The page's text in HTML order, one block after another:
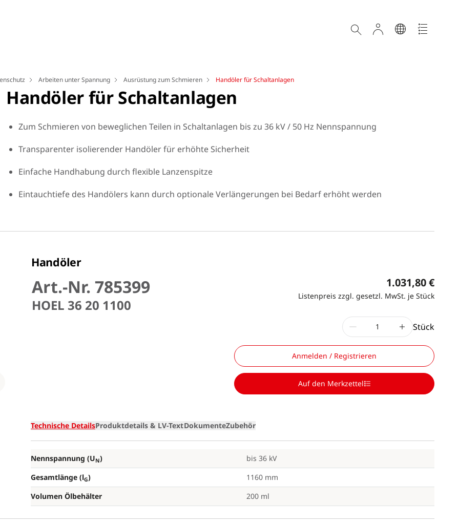
Arbeiten unter Spannung Ausrüstung zum Schmieren Handöler für Schaltanlagen
Handöler für Schaltanlagen
Zum Schmieren von beweglichen Teilen in Schaltanlagen bis zu 36 kV / 50 Hz Nennspannung
Transparenter isolierender Handöler für erhöhte Sicherheit
Einfache Handhabung durch flexible Lanzenspitze
Eintauchtiefe des Handölers kann durch optionale Verlängerungen bei Bedarf erhöht werden
Handöler
Art.-Nr. 785399
HOEL 36 20 1100
1.031,80 €
Listenpreis zzgl. gesetzl. MwSt. je Stück
Stück
Anmelden / Registrieren
Auf den Merkzettel
Technische DetailsProduktdetails & LV-TextDokumenteZubehör
Nennspannung (UN)
bis 36 kV
Gesamtlänge (lG)
1160 mm
Volumen Ölbehälter
200 ml